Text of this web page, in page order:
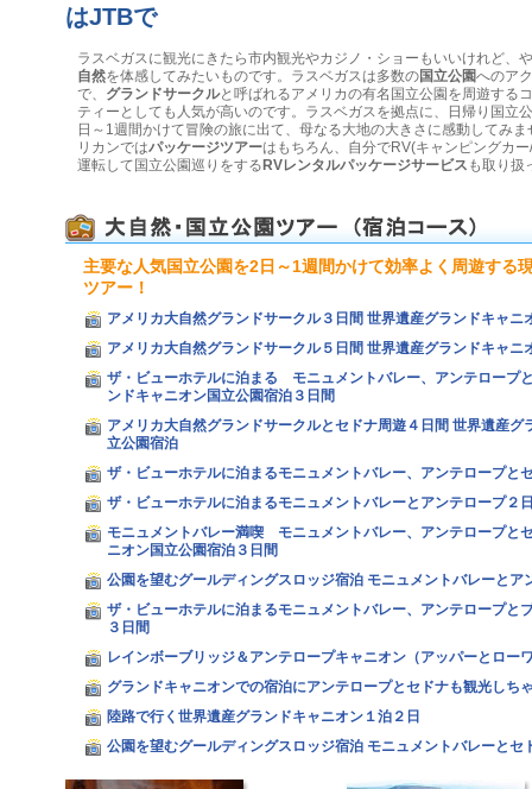
はJTBで
ラスベガスに観光にきたら市内観光やカジノ・ショーもいいけれど、
自然を体感してみたいものです。ラスベガスは多数の国立公園へのア
で、 グランドサークルと呼ばれるアメリカの有名国立公園を周遊する
ティーとしても人気が高いのです。ラスベガスを拠点に、日帰り国立
日～1週間かけて冒険の旅に出て、母なる大地の大きさに感動してみ
リカンではパッケージツアーはもちろん、自分でRV(キャンピングカ
運転して国立公園巡りをする RVレンタルパッケージサービス も取り扱
主要な人気国立公園を2日～1週間かけて効率よく周遊する
ツアー！
アメリカ大自然グランドサークル３日間 世界遺産グランドキャニ
アメリカ大自然グランドサークル５日間 世界遺産グランドキャニ
ザ・ビューホテルに泊まる モニュメントバレー、アンテロープ
ンドキャニオン国立公園宿泊３日間
アメリカ大自然グランドサークルとセドナ周遊４日間 世界遺産グ
立公園宿泊
ザ・ビューホテルに泊まるモニュメントバレー、アンテロープと
ザ・ビューホテルに泊まるモニュメントバレーとアンテロープ２
モニュメントバレー満喫 モニュメントバレー、アンテロープと
ニオン国立公園宿泊３日間
公園を望むグールディングスロッジ宿泊 モニュメントバレーとア
ザ・ビューホテルに泊まるモニュメントバレー、アンテロープと
３日間
レインボーブリッジ＆アンテロープキャニオン（アッパーとロー
グランドキャニオンでの宿泊にアンテロープとセドナも観光しち
陸路で行く世界遺産グランドキャニオン１泊２日
公園を望むグールディングスロッジ宿泊 モニュメントバレーとセ